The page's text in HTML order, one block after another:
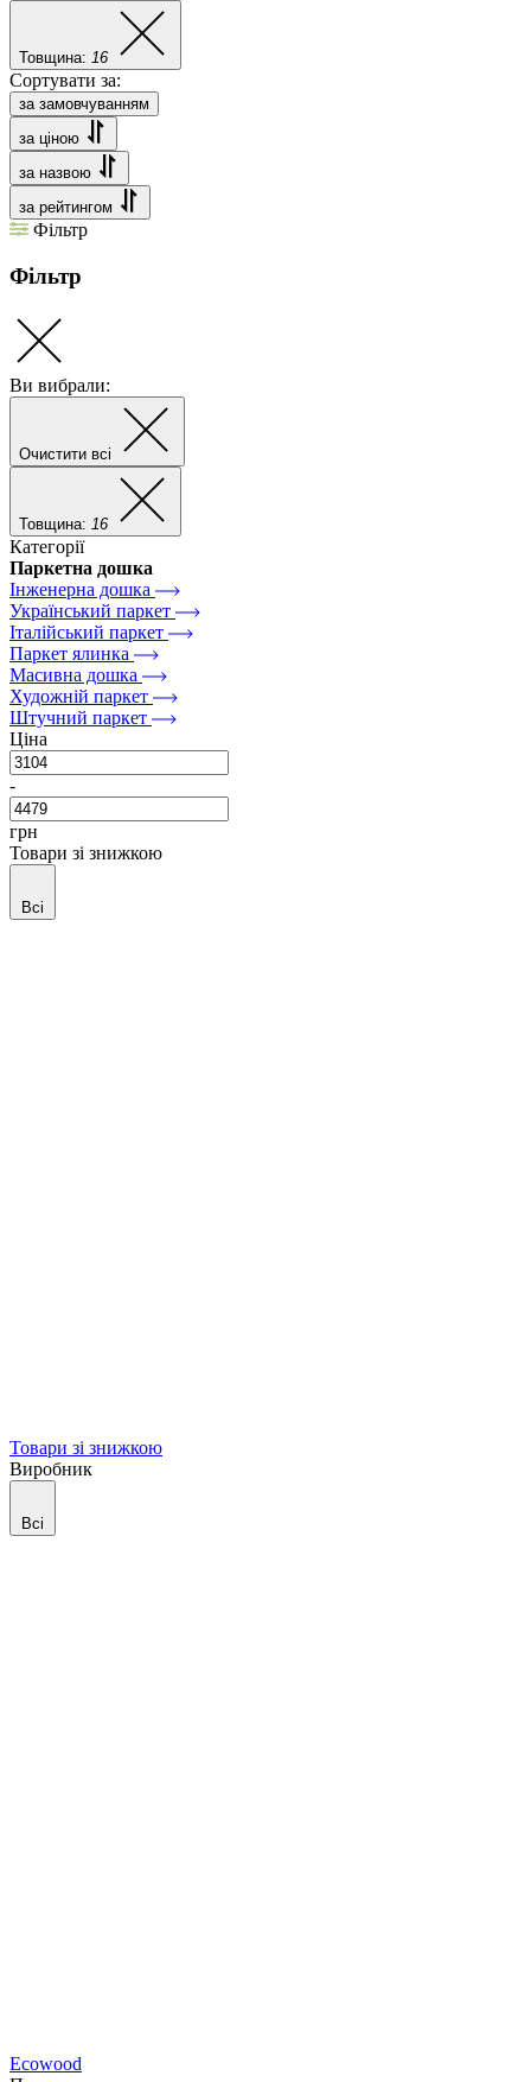
Товщина: 16
Сортувати за:
за замовчуванням
за ціною
за назвою
за рейтингом
Фільтр
Фільтр
Ви вибрали:
Очистити всі
Товщина: 16
Категорії
Паркетна дошка
Інженерна дошка
Український паркет
Італійський паркет
Паркет ялинка
Масивна дошка
Художній паркет
Штучний паркет
Ціна
-
грн
Товари зі знижкою
Всі
Товари зі знижкою
Виробник
Всі
Ecowood